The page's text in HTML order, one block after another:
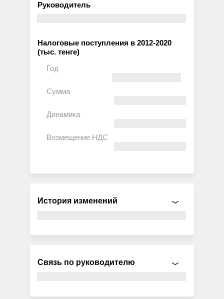
Руководитель
Налоговые поступления в 2012-2020
(тыс. тенге)
История изменений
Связь по руководителю